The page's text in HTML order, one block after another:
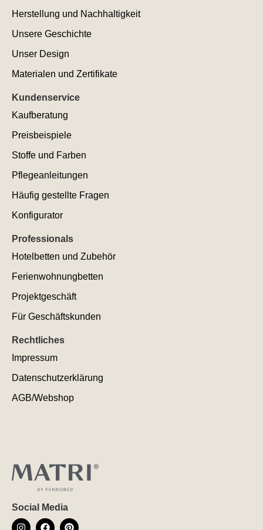
Herstellung und Nachhaltigkeit
Unsere Geschichte
Unser Design
Materialen und Zertifikate
Kundenservice
Kaufberatung
Preisbeispiele
Stoffe und Farben
Pflegeanleitungen
Häufig gestellte Fragen
Konfigurator
Professionals
Hotelbetten und Zubehör
Ferienwohnungbetten
Projektgeschäft
Für Geschäftskunden
Rechtliches
Impressum
Datenschutzerklärung
AGB/Webshop
Social Media